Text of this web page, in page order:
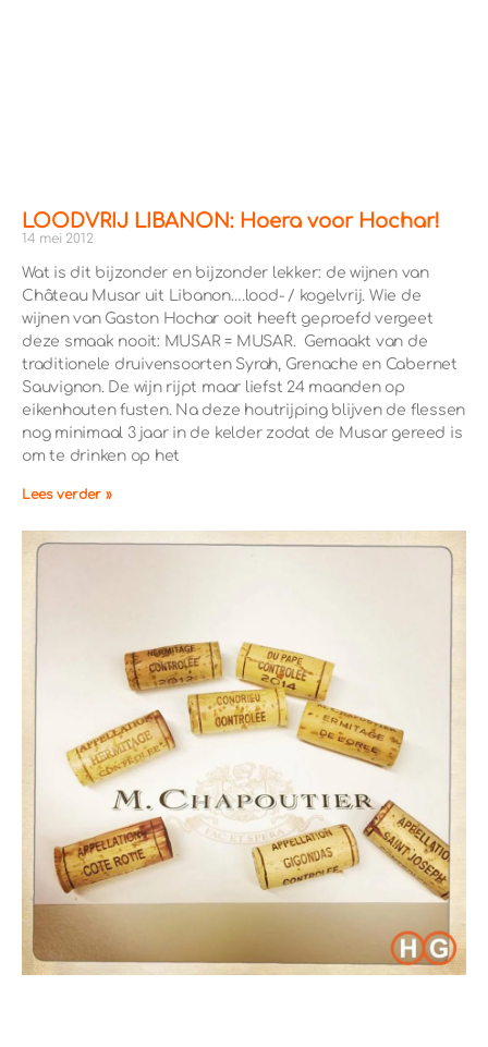
LOODVRIJ LIBANON: Hoera voor Hochar!
14 mei 2012
Wat is dit bijzonder en bijzonder lekker: de wijnen van
Château Musar uit Libanon….lood- / kogelvrij. Wie de
wijnen van Gaston Hochar ooit heeft geproefd vergeet
deze smaak nooit: MUSAR = MUSAR. Gemaakt van de
traditionele druivensoorten Syrah, Grenache en Cabernet
Sauvignon. De wijn rijpt maar liefst 24 maanden op
eikenhouten fusten. Na deze houtrijping blijven de flessen
nog minimaal 3 jaar in de kelder zodat de Musar gereed is
om te drinken op het
Lees verder »